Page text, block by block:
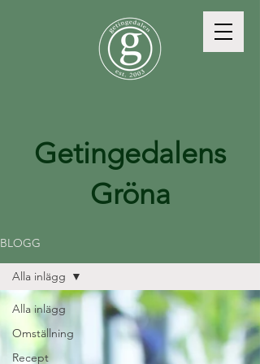
Getingedalens
Gröna
BLOGG
Alla inlägg
Omställning
Recept
Alla inlägg